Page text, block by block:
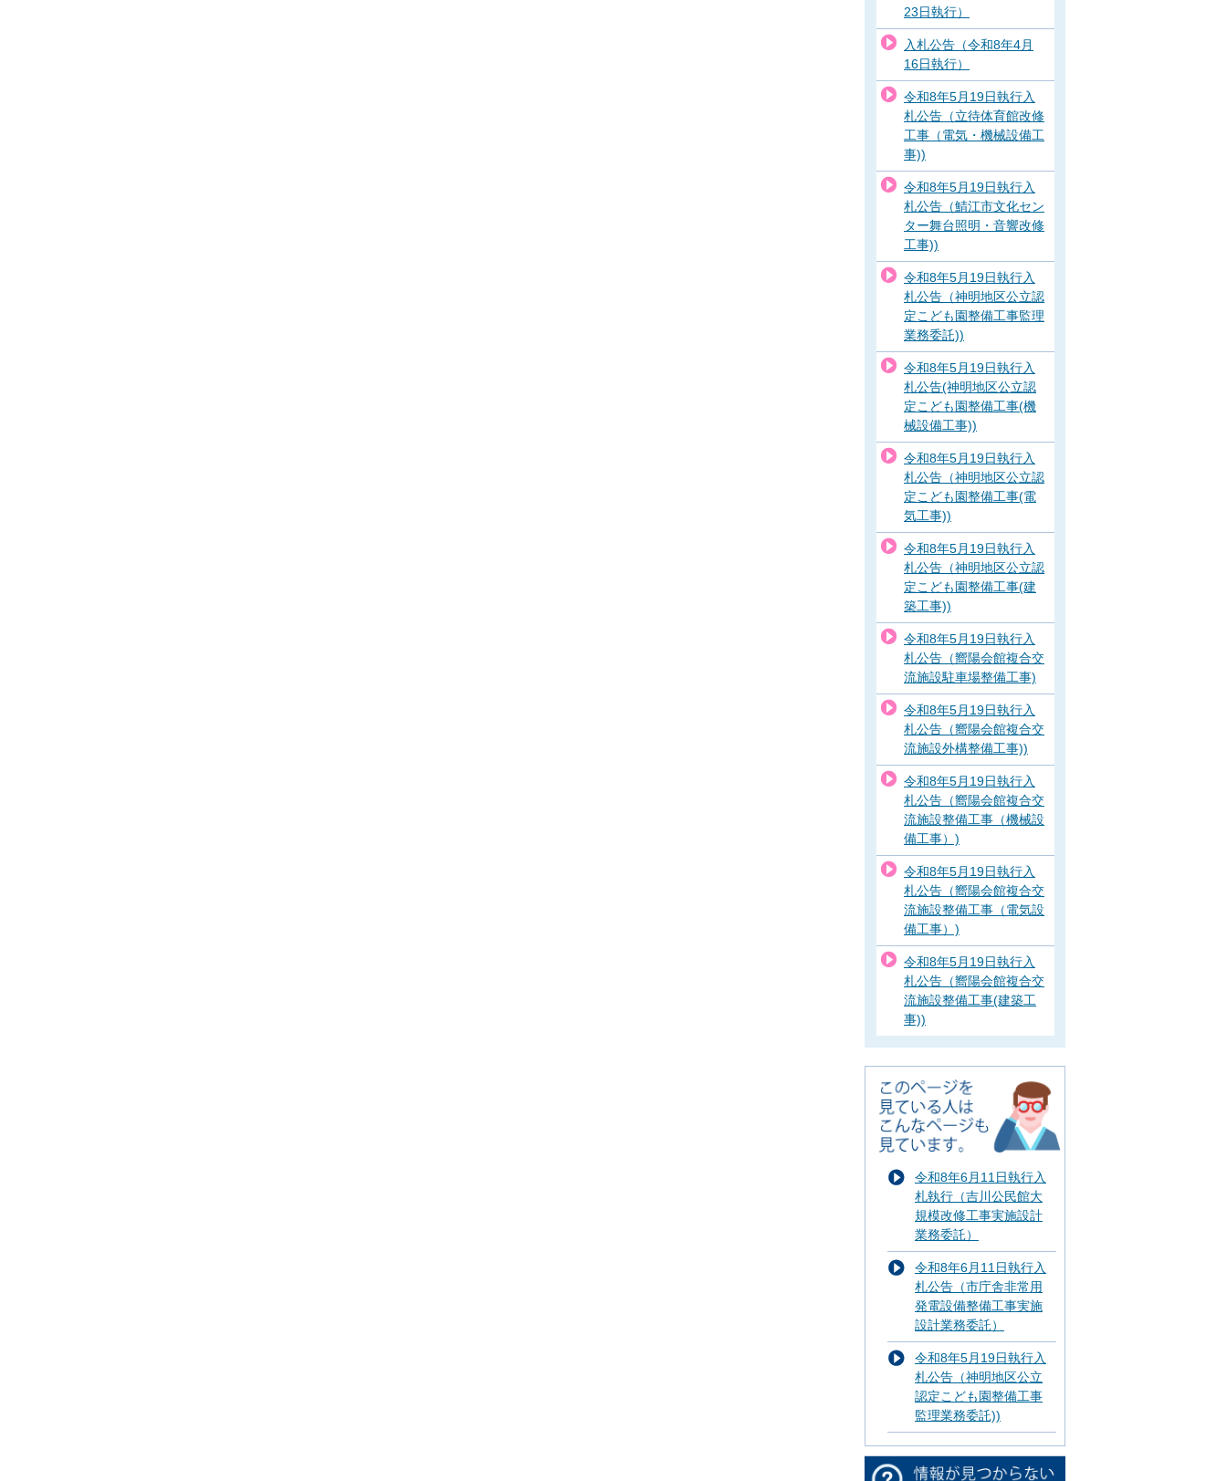
23日執行）
入札公告（令和8年4月
16日執行）
令和8年5月19日執行入
札公告（立待体育館改修
工事（電気・機械設備工
事))
令和8年5月19日執行入
札公告（鯖江市文化セン
ター舞台照明・音響改修
工事))
令和8年5月19日執行入
札公告（神明地区公立認
定こども園整備工事監理
業務委託))
令和8年5月19日執行入
札公告(神明地区公立認
定こども園整備工事(機
械設備工事))
令和8年5月19日執行入
札公告（神明地区公立認
定こども園整備工事(電
気工事))
令和8年5月19日執行入
札公告（神明地区公立認
定こども園整備工事(建
築工事))
令和8年5月19日執行入
札公告（嚮陽会館複合交
流施設駐車場整備工事)
令和8年5月19日執行入
札公告（嚮陽会館複合交
流施設外構整備工事))
令和8年5月19日執行入
札公告（嚮陽会館複合交
流施設整備工事（機械設
備工事）)
令和8年5月19日執行入
札公告（嚮陽会館複合交
流施設整備工事（電気設
備工事）)
令和8年5月19日執行入
札公告（嚮陽会館複合交
流施設整備工事(建築工
事))
令和8年6月11日執行入
札執行（吉川公民館大
規模改修工事実施設計
業務委託）
令和8年6月11日執行入
札公告（市庁舎非常用
発電設備整備工事実施
設計業務委託）
令和8年5月19日執行入
札公告（神明地区公立
認定こども園整備工事
監理業務委託))